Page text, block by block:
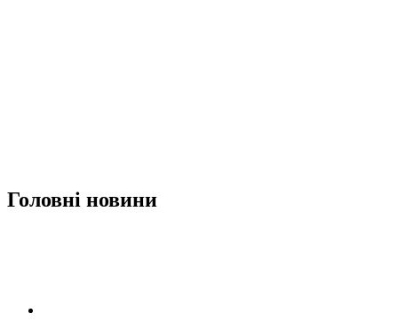
Головні новини